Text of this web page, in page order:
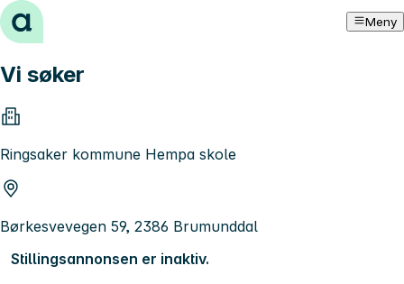
Hopp til innhold Meny
Vi søker
Ringsaker kommune Hempa skole
Børkesvevegen 59, 2386 Brumunddal
Stillingsannonsen er inaktiv.